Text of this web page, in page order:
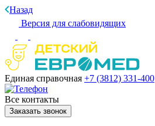
Назад
Версия для слабовидящих
Единая справочная +7 (3812) 331-400
Все контакты
Заказать звонок